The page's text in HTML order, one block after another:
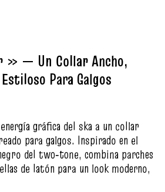
— Un Collar Ancho,
Para Galgos
gráfica del ska a un collar
para galgos. Inspirado en el
del two‑tone, combina parches
de latón para un look moderno,